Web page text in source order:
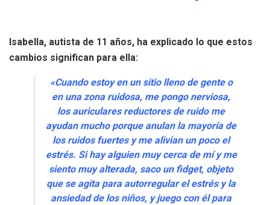
Isabella, autista de 11 años, ha explicado lo que estos
cambios significan para ella:
«Cuando estoy en un sitio lleno de gente o
en una zona ruidosa, me pongo nerviosa,
los auriculares reductores de ruido me
ayudan mucho porque anulan la mayoría de
los ruidos fuertes y me alivian un poco el
estrés. Si hay alguien muy cerca de mí y me
siento muy alterada, saco un fidget, objeto
que se agita para autorregular el estrés y la
ansiedad de los niños, y juego con él para